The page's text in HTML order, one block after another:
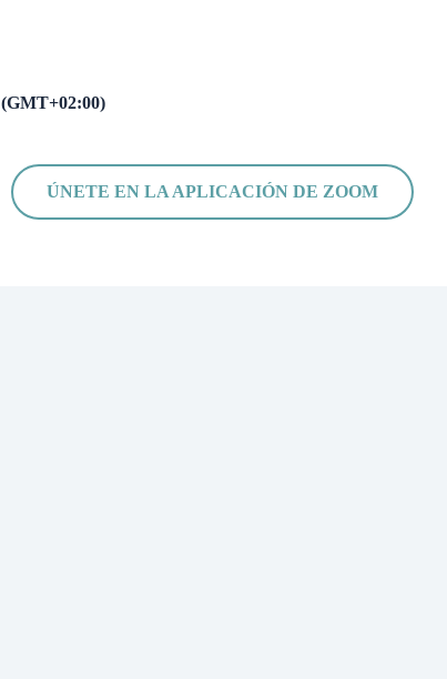
(GMT+02:00)
ÚNETE EN LA APLICACIÓN DE ZOOM